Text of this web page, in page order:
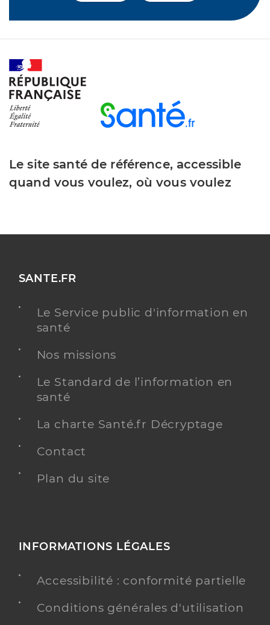
Le site santé de référence, accessible
quand vous voulez, où vous voulez
SANTE.FR
Le Service public d'information en
santé
Nos missions
Le Standard de l’information en
santé
La charte Santé.fr Décryptage
Contact
Plan du site
INFORMATIONS LÉGALES
Accessibilité : conformité partielle
Conditions générales d'utilisation